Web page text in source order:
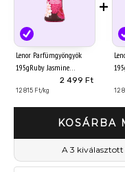
Lenor Parfümgyöngyök
195gRuby Jasmine
2 499 Ft
12 815 Ft/kg
+
12
KOSÁRBA
A 3 kiválasztott